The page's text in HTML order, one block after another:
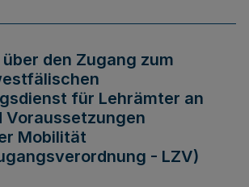
den Zugang zum
für Lehrämter an
Voraussetzungen
Mobilität
- LZV)